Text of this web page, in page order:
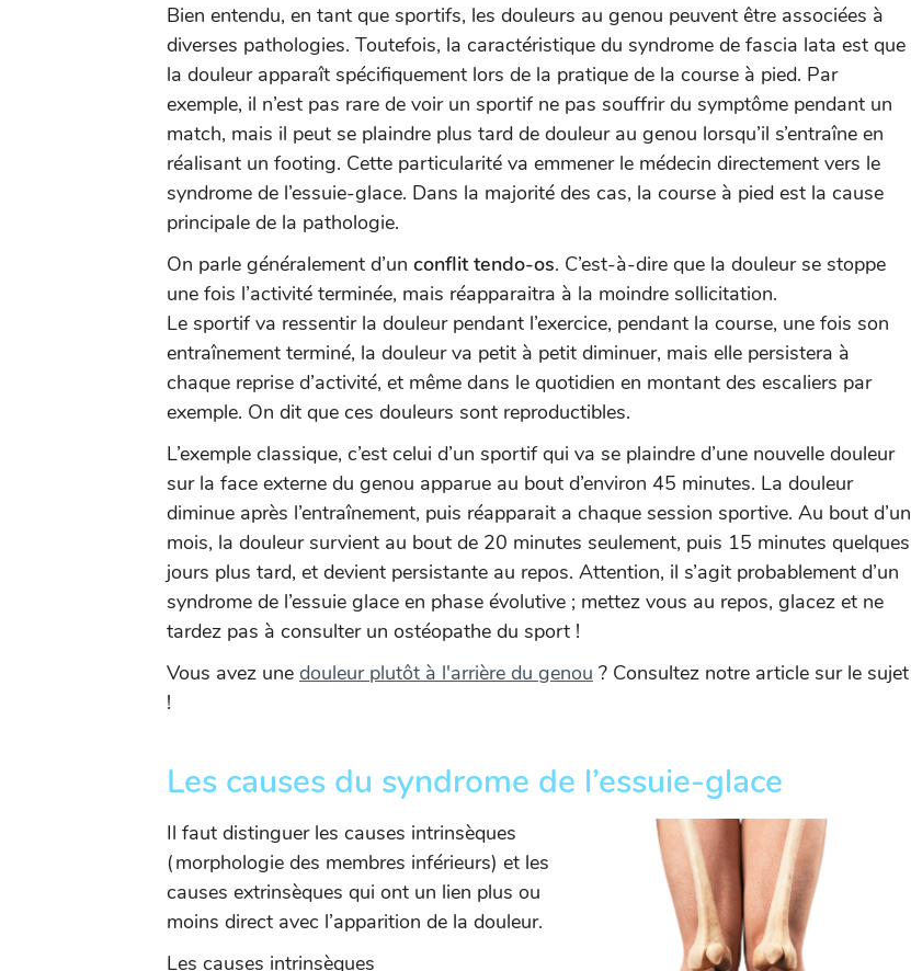
Bien entendu, en tant que sportifs, les douleurs au genou peuvent être associées à
diverses pathologies. Toutefois, la caractéristique du syndrome de fascia lata est que
la douleur apparaît spécifiquement lors de la pratique de la course à pied. Par
exemple, il n’est pas rare de voir un sportif ne pas souffrir du symptôme pendant un
match, mais il peut se plaindre plus tard de douleur au genou lorsqu’il s’entraîne en
réalisant un footing. Cette particularité va emmener le médecin directement vers le
syndrome de l’essuie-glace. Dans la majorité des cas, la course à pied est la cause
principale de la pathologie.
On parle généralement d’un conflit tendo-os. C’est-à-dire que la douleur se stoppe
une fois l’activité terminée, mais réapparaitra à la moindre sollicitation.
Le sportif va ressentir la douleur pendant l’exercice, pendant la course, une fois son
entraînement terminé, la douleur va petit à petit diminuer, mais elle persistera à
chaque reprise d’activité, et même dans le quotidien en montant des escaliers par
exemple. On dit que ces douleurs sont reproductibles.
L’exemple classique, c’est celui d’un sportif qui va se plaindre d’une nouvelle douleur
sur la face externe du genou apparue au bout d’environ 45 minutes. La douleur
diminue après l’entraînement, puis réapparait a chaque session sportive. Au bout d’un
mois, la douleur survient au bout de 20 minutes seulement, puis 15 minutes quelques
jours plus tard, et devient persistante au repos. Attention, il s’agit probablement d’un
syndrome de l’essuie glace en phase évolutive ; mettez vous au repos, glacez et ne
tardez pas à consulter un ostéopathe du sport !
Vous avez une douleur plutôt à l'arrière du genou ? Consultez notre article sur le sujet
!
Les causes du syndrome de l’essuie-glace
Il faut distinguer les causes intrinsèques
(morphologie des membres inférieurs) et les
causes extrinsèques qui ont un lien plus ou
moins direct avec l’apparition de la douleur.
Les causes intrinsèques